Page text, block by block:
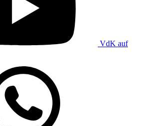
VdK auf